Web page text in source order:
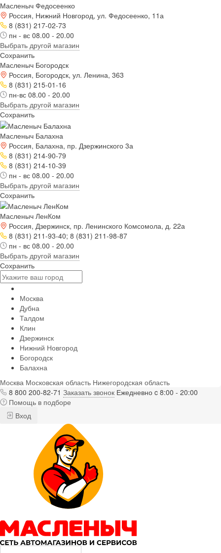
Масленыч Федосеенко
Россия, Нижний Новгород, ул. Федосеенко, 11а
8 (831) 217-02-73
пн - вс 08.00 - 20.00
Выбрать другой магазин
Сохранить
Масленыч Богородск
Россия, Богородск, ул. Ленина, 363
8 (831) 215-01-16
пн-вс 08.00 - 20.00
Выбрать другой магазин
Сохранить
Масленыч Балахна
Россия, Балахна, пр. Дзержинского 3а
8 (831) 214-90-79
8 (831) 214-10-39
пн - вс 08.00 - 20.00
Выбрать другой магазин
Сохранить
Масленыч ЛенКом
Россия, Дзержинск, пр. Ленинского Комсомола, д. 22а
8 (831) 211-93-40; 8 (831) 211-98-87
пн - вс 08.00 - 20.00
Выбрать другой магазин
Сохранить
Москва
Дубна
Талдом
Клин
Дзержинск
Нижний Новгород
Богородск
Балахна
Москва Московская область Нижегородская область
8 800 200-82-71 Заказать звонок Ежедневно c 8:00 - 20:00
Помощь в подборе
Вход